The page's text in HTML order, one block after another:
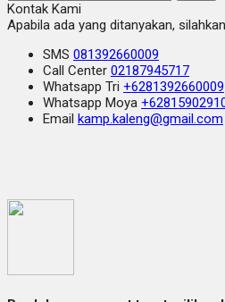
Kontak Kami
Apabila ada yang ditanyakan,
SMS 081392660009
Call Center 02187945717
Whatsapp Tri +6281392660009
Whatsapp Moya
Email kamp.kaleng@gmail.com